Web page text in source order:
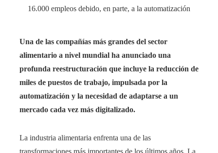
Una de las compañías más grandes del sector
alimentario a nivel mundial ha anunciado una
profunda reestructuración que incluye la reducción de
miles de puestos de trabajo, impulsada por la
automatización y la necesidad de adaptarse a un
mercado cada vez más digitalizado.
La industria alimentaria enfrenta una de las
transformaciones más importantes de los últimos años. La